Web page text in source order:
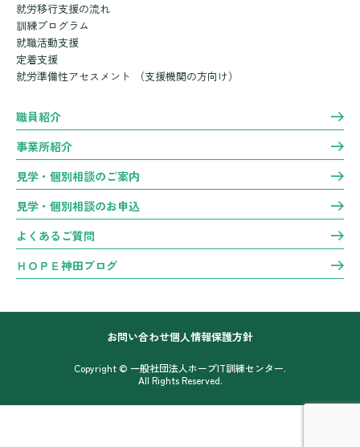
就労移行支援の流れ
訓練プログラム
就職活動支援
定着支援
就労準備性アセスメント
（支援機関の方向け）
職員紹介
事業所紹介
見学・個別相談のご案内
見学・個別相談のお申込
よくあるご質問
ＨＯＰＥ神田ブログ
お問い合わせ個人情報保護方針
Copyright © 一般社団法人ホープIT訓練センター.
All Rights Reserved.